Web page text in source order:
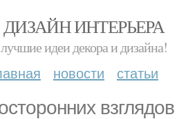
ДИЗАЙН ИНТЕРЬЕРА
лучшие идеи декора и дизайна!
новости статьи
взглядов